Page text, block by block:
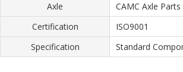
Axle
CAMC Axle Parts
Certification
ISO9001
Specification
Standard